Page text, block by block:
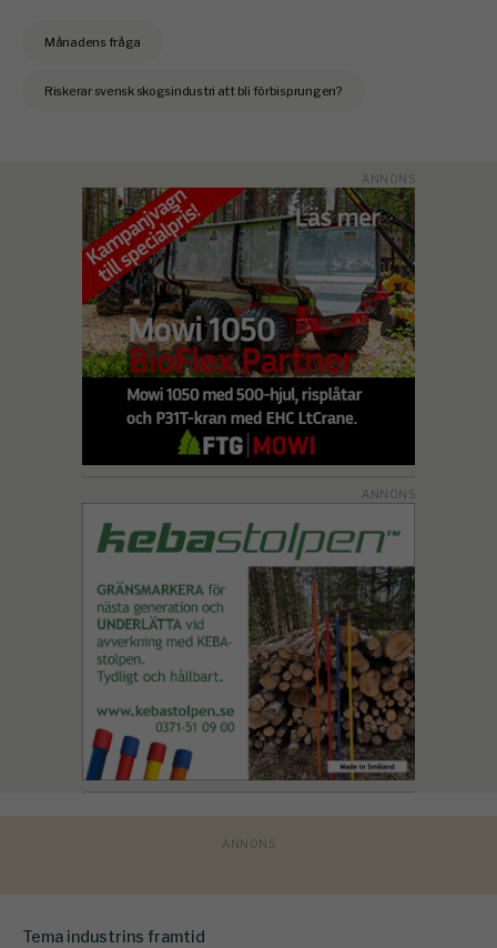
Månadens fråga
Riskerar svensk skogsindustri att bli förbisprungen?
Tema industrins framtid